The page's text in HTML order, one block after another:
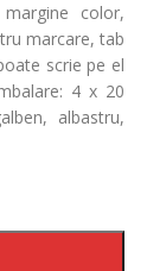
color,
marcare, tab
scrie pe el
4 x 20
albastru,